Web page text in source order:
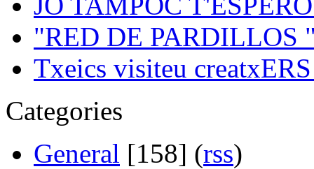
"RED DE PARDILLOS
Txeics visiteu
Categories
General [158] (rss)